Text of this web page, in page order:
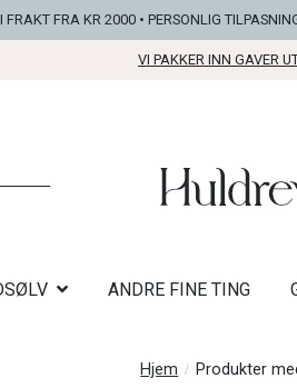
FRAKT FRA KR 2000 • PERSONLIG
VI PAKKER INN GAVER
ANDRE FINE TING
Hjem Produkter